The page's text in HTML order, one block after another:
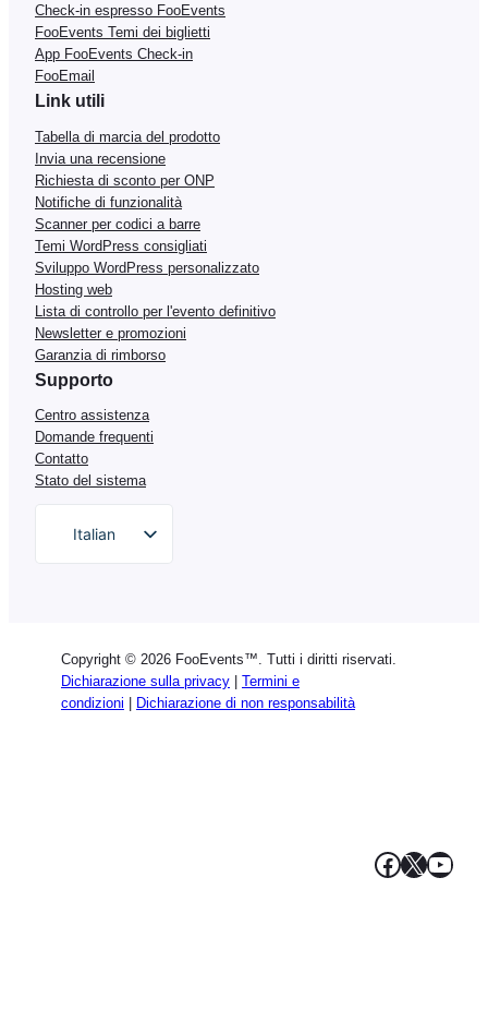
Check-in espresso FooEvents
FooEvents Temi dei biglietti
App FooEvents Check-in
FooEmail
Link utili
Tabella di marcia del prodotto
Invia una recensione
Richiesta di sconto per ONP
Notifiche di funzionalità
Scanner per codici a barre
Temi WordPress consigliati
Sviluppo WordPress personalizzato
Hosting web
Lista di controllo per l'evento definitivo
Newsletter e promozioni
Garanzia di rimborso
Supporto
Centro assistenza
Domande frequenti
Contatto
Stato del sistema
Italian
Spanish
Portuguese
Copyright © 2026 FooEvents™. Tutti i diritti riservati.
Dichiarazione sulla privacy
Termini e
condizioni
Dichiarazione di non responsabilità
Facebook
X